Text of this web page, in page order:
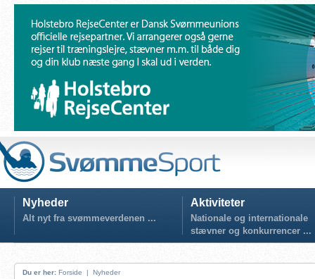
Nyheder
Alt nyt fra svømmeverdenen ...
Aktiviteter
Nationale og internationale
stævner og konkurrencer ...
Du er her: Forside | Nyheder